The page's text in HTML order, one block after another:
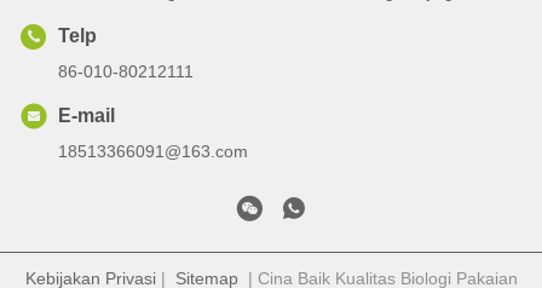
Telp
86-010-80212111
E-mail
18513366091@163.com
Kebijakan Privasi| Sitemap| Cina Baik Kualitas Biologi Pakaian